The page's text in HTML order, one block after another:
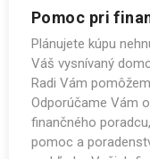
Pomoc pri
Plánujete kúpu
Váš vysnívaný
Radi Vám
Odporúčame Vám
finančného
pomoc a